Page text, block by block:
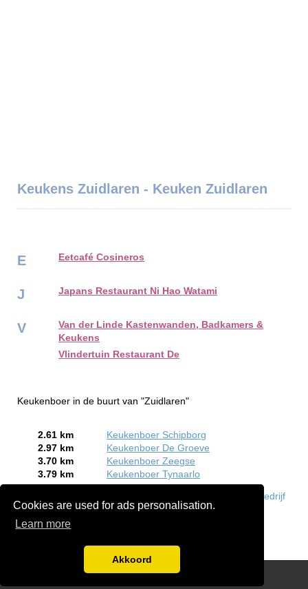
Cookies are used for ads personalisation.
Learn more
Akkoord
Keukens Zuidlaren - Keuken Zuidlaren
E Eetcafé Cosineros
J Japans Restaurant Ni Hao Watami
V
Van der Linde Kastenwanden, Badkamers &
Keukens
Vlindertuin Restaurant De
Keukenboer in de buurt van "Zuidlaren"
2.61 km
Keukenboer Schipborg
2.97 km
Keukenboer De Groeve
3.70 km
Keukenboer Zeegse
3.79 km
Keukenboer Tynaarlo
Meld een bedrijf
gratis aan